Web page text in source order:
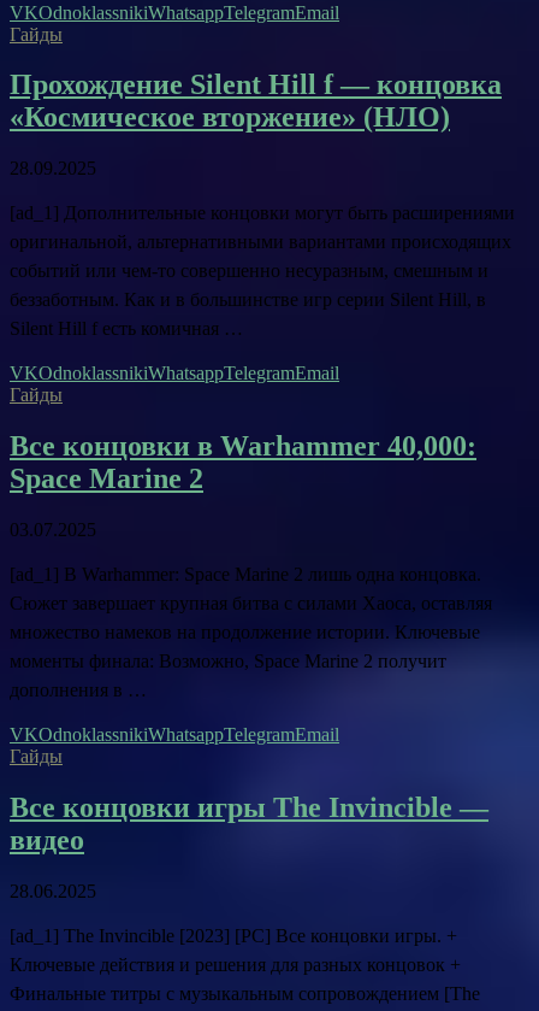
VKOdnoklassnikiWhatsappTelegramEmail
Гайды
Прохождение Silent Hill f — концовка
«Космическое вторжение» (НЛО)
28.09.2025
[ad_1] Дополнительные концовки могут быть расширениями
оригинальной, альтернативными вариантами происходящих
событий или чем-то совершенно несуразным, смешным и
беззаботным. Как и в большинстве игр серии Silent Hill, в
Silent Hill f есть комичная …
VKOdnoklassnikiWhatsappTelegramEmail
Гайды
Все концовки в Warhammer 40,000:
Space Marine 2
03.07.2025
[ad_1] В Warhammer: Space Marine 2 лишь одна концовка.
Сюжет завершает крупная битва с силами Хаоса, оставляя
множество намеков на продолжение истории. Ключевые
моменты финала: Возможно, Space Marine 2 получит
дополнения в …
VKOdnoklassnikiWhatsappTelegramEmail
Гайды
Все концовки игры The Invincible —
видео
28.06.2025
[ad_1] The Invincible [2023] [PC] Все концовки игры. +
Ключевые действия и решения для разных концовок +
Финальные титры с музыкальным сопровождением [The